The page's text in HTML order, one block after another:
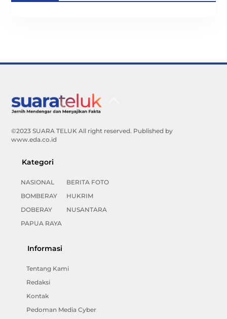
©2023 SUARA TELUK All right reserved. Published by
www.eda.co.id
Kategori
NASIONAL
BOMBERAY
DOBERAY
PAPUA RAYA
BERITA FOTO
HUKRIM
NUSANTARA
Informasi
Tentang Kami
Redaksi
Kontak
Pedoman Media Cyber